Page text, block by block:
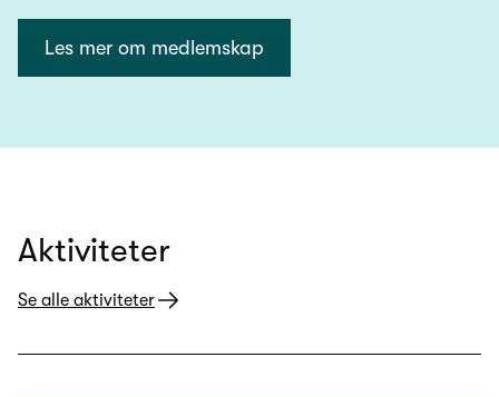
Les mer om medlemskap
Aktiviteter
Se alle aktiviteter